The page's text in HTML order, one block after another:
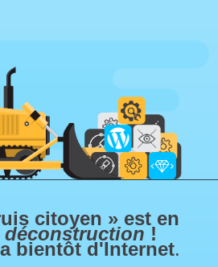
citoyen » est en
déconstruction !
bientôt d'Internet.